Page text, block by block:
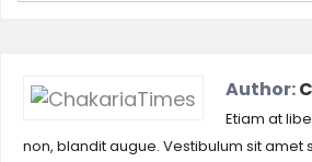
Author:
Etiam at
non, blandit augue. Vestibulum sit amet